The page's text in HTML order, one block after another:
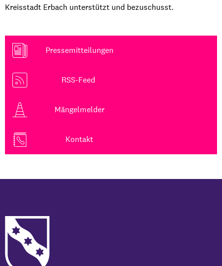
Kreisstadt Erbach unterstützt und bezuschusst.
Pressemitteilungen
RSS-Feed
Mängelmelder
Kontakt